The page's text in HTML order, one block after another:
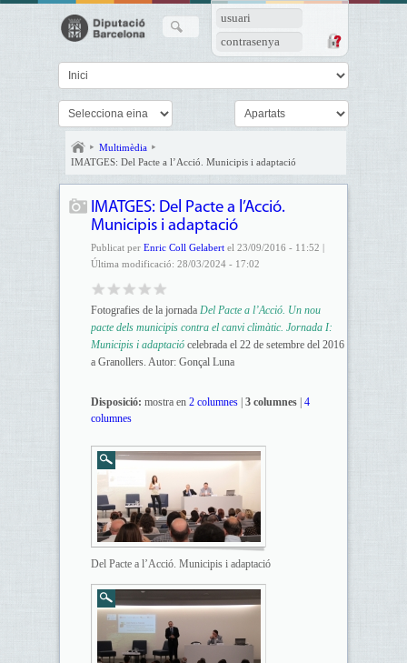
usuari
contrasenya
Multimèdia
IMATGES: Del Pacte a l’Acció. Municipis i adaptació
IMATGES: Del Pacte a l’Acció.
Municipis i adaptació
Publicat per Enric Coll Gelabertel 23/09/2016 - 11:52 |
Última modificació: 28/03/2024 - 17:02
Fotografies de la jornada Del Pacte a l’Acció. Un nou
pacte dels municipis contra el canvi climàtic. Jornada I:
Municipis i adaptació celebrada el 22 de setembre del 2016
a Granollers. Autor: Gonçal Luna
Disposició: mostra en 2 columnes| 3 columnes| 4
columnes
Del Pacte a l’Acció. Municipis i adaptació